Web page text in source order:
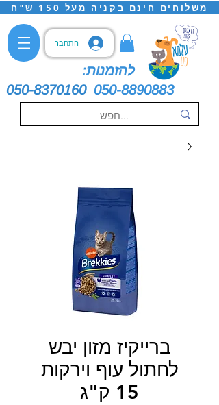
משלוחים חינם בקניה מעל 150 ש"ח
התחבר
להזמנות:
050-8370160 050-8890883
ברייקיז מזון יבש
לחתול עוף וירקות
15 ק"ג